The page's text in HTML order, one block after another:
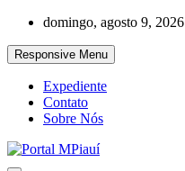
Skip
content
domingo, agosto 9, 2026
Responsive Menu
Expediente
Contato
Sobre Nós